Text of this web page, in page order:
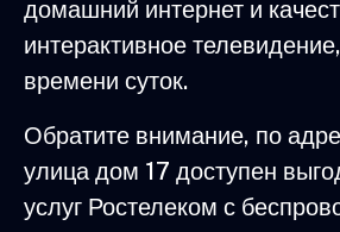
домашний интернет и
интерактивное
времени суток.
Обратите внимание, по
улица дом 17 доступен
услуг Ростелеком с